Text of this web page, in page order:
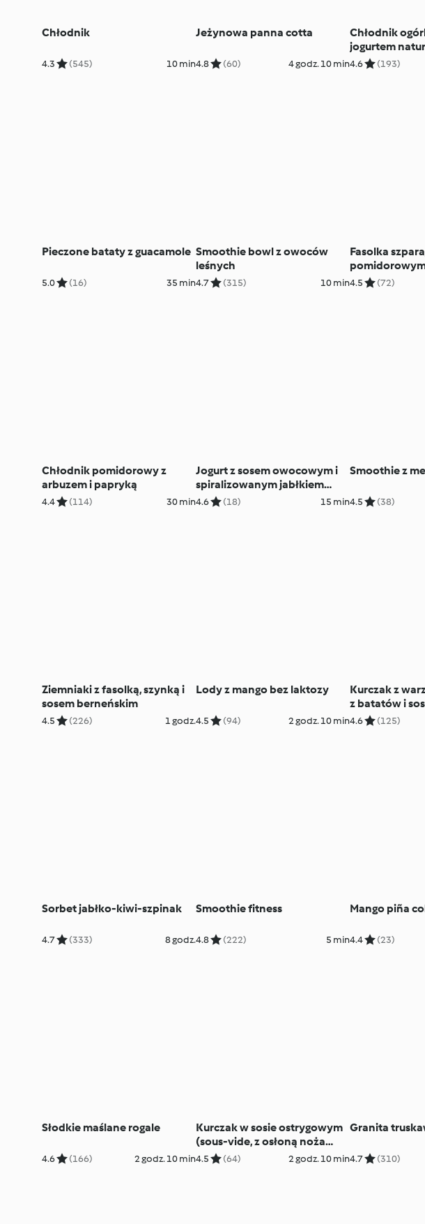
Chłodnik
4.3 (545) 10 min
Jeżynowa panna cotta
4.8 (60) 4 godz. 10 min
Chłodnik
jogurtem
awokado
4.6 (193)
Pieczone bataty z guacamole
5.0 (16) 35 min
Smoothie bowl z owoców
leśnych
4.7 (315) 10 min
Fasolka
4.5 (72)
Chłodnik pomidorowy z
arbuzem i papryką
4.4 (114) 30 min
Jogurt z sosem owocowym i
spiralizowanym jabłkiem
(TM6)
4.6 (18) 15 min
Smoothie z
4.5 (38)
Ziemniaki z fasolką, szynką i
sosem berneńskim
4.5 (226) 1 godz.
Lody z mango bez laktozy
4.5 (94) 2 godz. 10 min
Kurczak z
z batatów i
nerkowców
4.6 (125)
Sorbet jabłko-kiwi-szpinak
4.7 (333) 8 godz.
Smoothie fitness
4.8 (222) 5 min
Mango piña
4.4 (23)
Słodkie maślane rogale
4.6 (166) 2 godz. 10 min
Kurczak w sosie ostrygowym
(sous-vide, z osłoną noża
miksującego) z ryżem
4.5 (64) 2 godz. 10 min
Granita
4.7 (310)